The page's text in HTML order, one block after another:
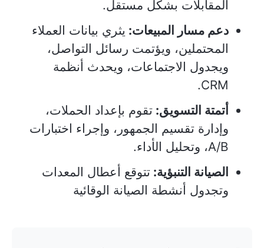
المقابلات بشكل مستقل.
دعم مسار المبيعات: يثري بيانات العملاء
المحتملين، ويؤتمت رسائل التواصل،
ويجدول الاجتماعات، ويحدث أنظمة
CRM.
أتمتة التسويق: تقوم بإعداد الحملات،
وإدارة تقسيم الجمهور، وإجراء اختبارات
A/B، وتحليل الأداء.
الصيانة التنبؤية: تتوقع أعطال المعدات
وتجدول أنشطة الصيانة الوقائية